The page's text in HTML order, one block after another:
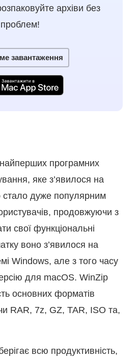
архіви без
проблем!
завантаження
програмних
яке з’явилося на
стало дуже популярним
продовжуючи з
свої функціональні
воно з’явилося на
Windows, але з того часу
для macOS. WinZip
основних форматів
RAR, 7z, GZ, TAR, ISO та,
всю продуктивність,